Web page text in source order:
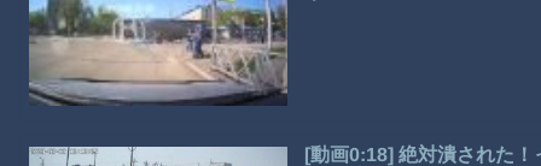
[動画0:18] 絶対潰された